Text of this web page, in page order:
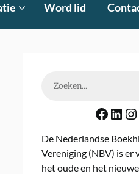
Word lid
De Nederlandse
Vereniging (NBV) is er
het oude en het